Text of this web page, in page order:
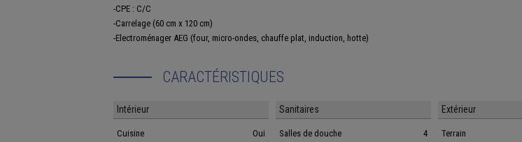
-CPE : C/C
-Carrelage (60 cm x 120 cm)
-Electroménager AEG (four, micro-ondes, chauffe plat, induction, hotte)
CARACTÉRISTIQUES
Intérieur
Cuisine
Oui
Sanitaires
Salles de douche
4
Extérieur
Terrain